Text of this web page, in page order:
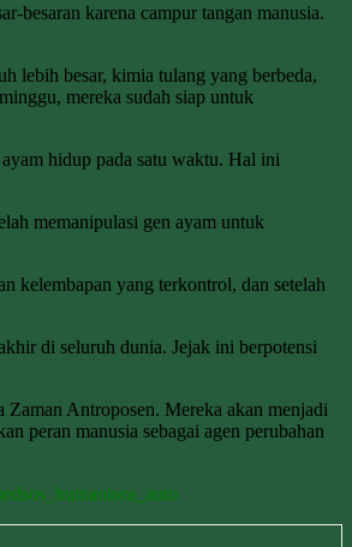
besaran karena campur tangan manusia.
lebih besar, kimia tulang yang berbeda,
mereka sudah siap untuk
hidup pada satu waktu. Hal ini
memanipulasi gen ayam untuk
kelembapan yang terkontrol, dan setelah
di seluruh dunia. Jejak ini berpotensi
Zaman Antroposen. Mereka akan menjadi
peran manusia sebagai agen perubahan